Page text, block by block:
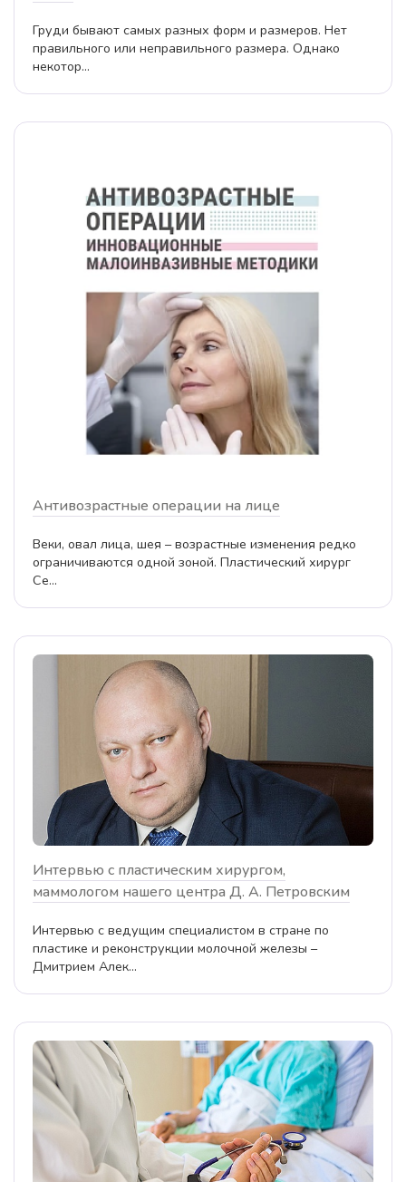
Груди бывают самых разных форм и размеров. Нет
правильного или неправильного размера. Однако
некотор...
Антивозрастные операции на лице
Веки, овал лица, шея – возрастные изменения редко
ограничиваются одной зоной. Пластический хирург
Се...
Интервью с пластическим хирургом,
маммологом нашего центра Д. А. Петровским
Интервью с ведущим специалистом в стране по
пластике и реконструкции молочной железы –
Дмитрием Алек...